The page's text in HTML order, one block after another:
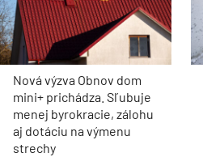
Nová výzva Obnov dom
mini+ prichádza. Sľubuje
menej byrokracie, zálohu
aj dotáciu na výmenu
strechy